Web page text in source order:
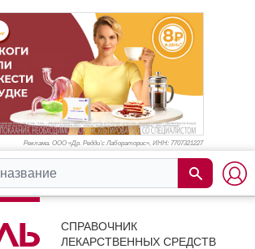
Реклама. ООО «Др. Редди’с Лабораторис», ИНН: 7707321227
СПРАВОЧНИК
ЛЕКАРСТВЕННЫХ СРЕДСТВ